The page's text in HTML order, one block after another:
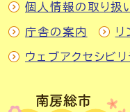
個人情報の取り扱
庁舎の案内 リ
ウェブアクセシビ